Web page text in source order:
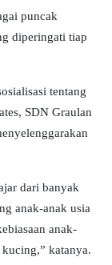
puncak
diperingati tiap
tentang
SDN Graulan
dari banyak
anak-anak usia
anak-
katanya.